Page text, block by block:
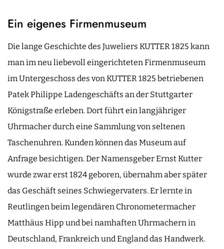
Ein eigenes Firmenmuseum
Die lange Geschichte des Juweliers KUTTER 1825 kann
man im neu liebevoll eingerichteten Firmenmuseum
im Untergeschoss des von KUTTER 1825 betriebenen
Patek Philippe Ladengeschäfts an der Stuttgarter
Königstraße erleben. Dort führt ein langjähriger
Uhrmacher durch eine Sammlung von seltenen
Taschenuhren. Kunden können das Museum auf
Anfrage besichtigen. Der Namensgeber Ernst Kutter
wurde zwar erst 1824 geboren, übernahm aber später
das Geschäft seines Schwiegervaters. Er lernte in
Reutlingen beim legendären Chronometermacher
Matthäus Hipp und bei namhaften Uhrmachern in
Deutschland, Frankreich und England das Handwerk.